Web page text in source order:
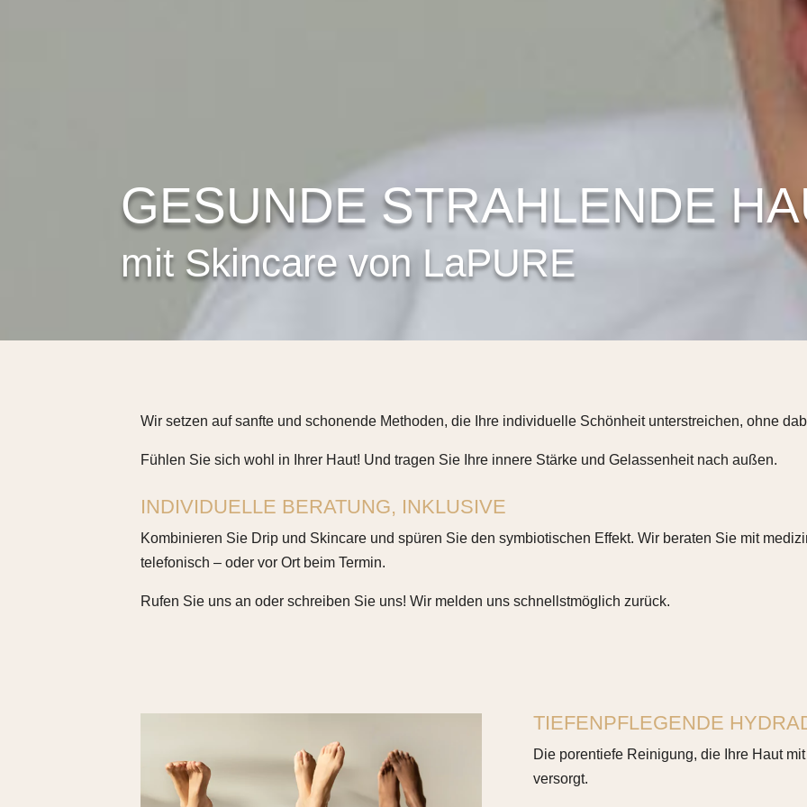
GESUNDE STRAHLENDE
mit Skincare von LaPURE
Wir setzen auf sanfte und schonende Methoden, die Ihre individuelle Schönheit unterstreichen, ohne
Fühlen Sie sich wohl in Ihrer Haut! Und tragen Sie Ihre innere Stärke und Gelassenheit nach außen.
INDIVIDUELLE BERATUNG, INKLUSIVE
Kombinieren Sie Drip und Skincare und spüren Sie den symbiotischen Effekt. Wir beraten Sie mit
telefonisch – oder vor Ort beim Termin.
Rufen Sie uns an oder schreiben Sie uns! Wir melden uns schnellstmöglich zurück.
TIEFENPFLEGENDE
Die porentiefe Reinigung, die Ihre Haut
versorgt.